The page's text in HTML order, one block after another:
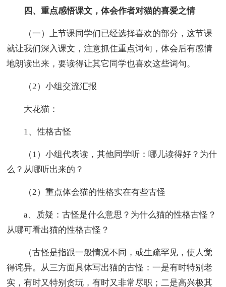
四、重点感悟课文，体会作者对猫的喜爱之情
（一）上节课同学们已经选择喜欢的部分，这节课
就让我们深入课文，注意抓住重点词句，体会后有感情
地朗读出来，要读得让其它同学也喜欢这些词句。
（2）小组交流汇报
大花猫：
1、性格古怪
（1）小组代表读，其他同学听：哪儿读得好？为什
么？从哪听出来的？
（2）重点体会猫的性格实在有些古怪
a、质疑：古怪是什么意思？为什么猫的性格古怪？
从哪可看出猫的性格古怪？
（古怪是指跟一般情况不同，或生疏罕见，使人觉
得诧异。从三方面具体写出猫的古怪：一是有时特别老
实，有时又特别贪玩，有时又非常尽职；二是高兴极其